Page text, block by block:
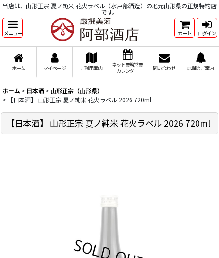
当店は、山形正宗 夏ノ純米 花火ラベル（水戸部酒造）の地元山形県の正規特約店
です。
メニュー カート ログイン
ホーム マイページ ご利用案内
ネット業務営業
カレンダー
問い合わせ 店舗のご案内
ホーム > 日本酒 > 山形正宗（山形県）
>
【日本酒】 山形正宗 夏ノ純米 花火ラベル 2026 720ml
【日本酒】 山形正宗 夏ノ純米 花火ラベル 2026 720ml